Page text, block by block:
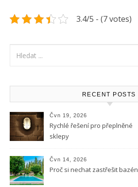
3.4/5 - (7 votes)
RECENT POSTS
Čvn 19, 2026
Rychlé řešení pro přeplněné
sklepy
Čvn 14, 2026
Proč si nechat zastřešit bazén